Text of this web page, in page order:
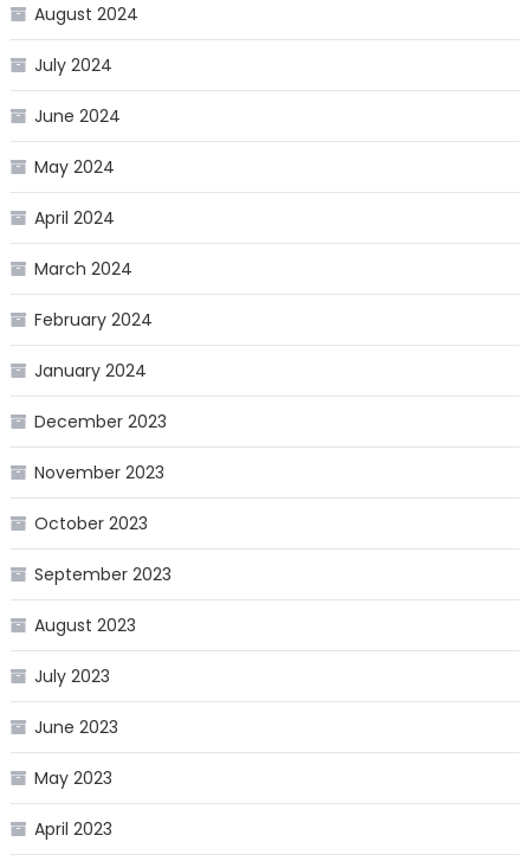
August 2024
July 2024
June 2024
May 2024
April 2024
March 2024
February 2024
January 2024
December 2023
November 2023
October 2023
September 2023
August 2023
July 2023
June 2023
May 2023
April 2023